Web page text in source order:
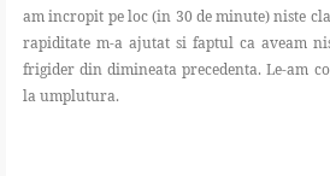
am incropit pe loc (in 30 de minute) niste
rapiditate m-a ajutat si faptul ca aveam
frigider din dimineata precedenta. Le-am
la umplutura.